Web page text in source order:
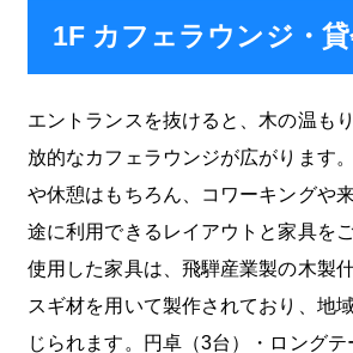
1F カフェラウンジ・
エントランスを抜けると、木の温も
放的なカフェラウンジが広がります
や休憩はもちろん、コワーキングや
途に利用できるレイアウトと家具を
使用した家具は、飛騨産業製の木製
スギ材を用いて製作されており、地
じられます。円卓（3台）・ロングテ